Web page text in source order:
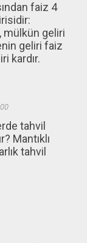
faiz 4
mülkün geliri
geliri faiz
kardır.
tahvil
Mantıklı
tahvil